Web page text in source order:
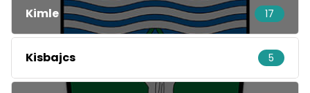
Kimle 17
Kisbajcs 5